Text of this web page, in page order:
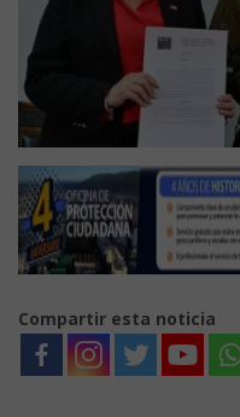
Compartir esta noticia